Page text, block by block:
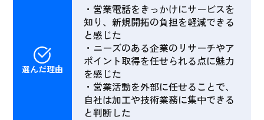
選んだ理由
・営業電話をきっかけにサービスを
知り、新規開拓の負担を軽減できる
と感じた
・ニーズのある企業のリサーチやア
ポイント取得を任せられる点に魅力
を感じた
・営業活動を外部に任せることで、
自社は加工や技術業務に集中できる
と判断した